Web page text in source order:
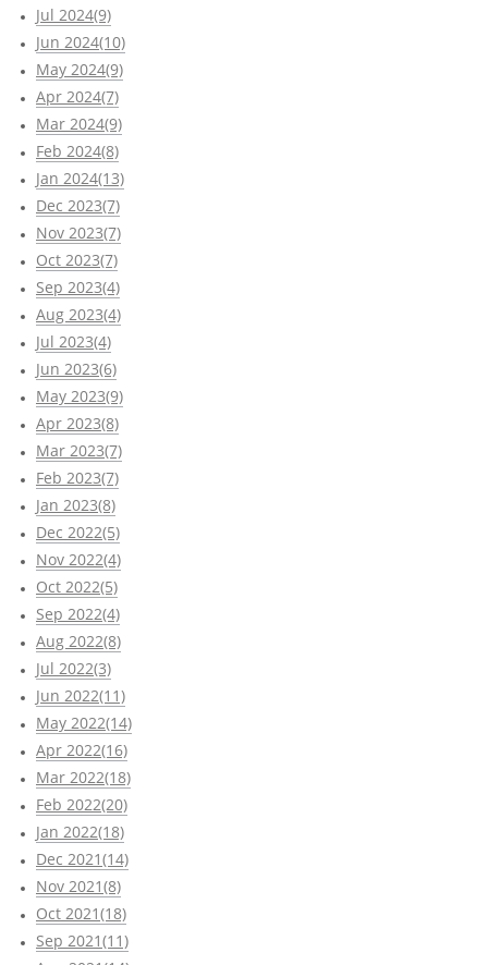
Jul 2024(9)
Jun 2024(10)
May 2024(9)
Apr 2024(7)
Mar 2024(9)
Feb 2024(8)
Jan 2024(13)
Dec 2023(7)
Nov 2023(7)
Oct 2023(7)
Sep 2023(4)
Aug 2023(4)
Jul 2023(4)
Jun 2023(6)
May 2023(9)
Apr 2023(8)
Mar 2023(7)
Feb 2023(7)
Jan 2023(8)
Dec 2022(5)
Nov 2022(4)
Oct 2022(5)
Sep 2022(4)
Aug 2022(8)
Jul 2022(3)
Jun 2022(11)
May 2022(14)
Apr 2022(16)
Mar 2022(18)
Feb 2022(20)
Jan 2022(18)
Dec 2021(14)
Nov 2021(8)
Oct 2021(18)
Sep 2021(11)